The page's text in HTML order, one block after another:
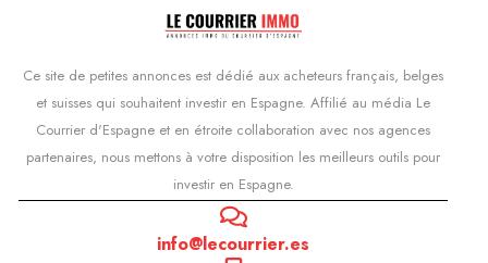
Ce site de petites annonces est dédié aux acheteurs français, belges
et suisses qui souhaitent investir en Espagne. Affilié au média Le
Courrier d'Espagne et en étroite collaboration avec nos agences
partenaires, nous mettons à votre disposition les meilleurs outils pour
investir en Espagne.
info@lecourrier.es